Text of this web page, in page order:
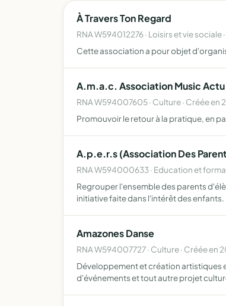
À Travers Ton Regard
RNA W594012276 · Loisirs et vie sociale
Cette association a pour objet
A.m.a.c. Association Music
RNA W594007605 · Culture · Créée en
Promouvoir le retour à la pratique, en
A.p.e.r.s (Association Des
RNA W594000633 · Education et
Regrouper l'ensemble des parents
initiative faite dans l'intérêt des enfants.
Amazones Danse
RNA W594007727 · Culture · Créée en
Développement et création artistiques
d'événements et tout autre projet